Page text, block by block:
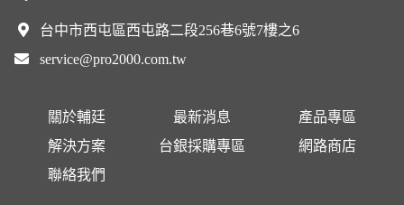
台中市西屯區西屯路二段256巷6號7樓之6
service@pro2000.com.tw
關於輔廷 最新消息
產品專區
解決方案
台銀採購專區
網路商店
聯絡我們